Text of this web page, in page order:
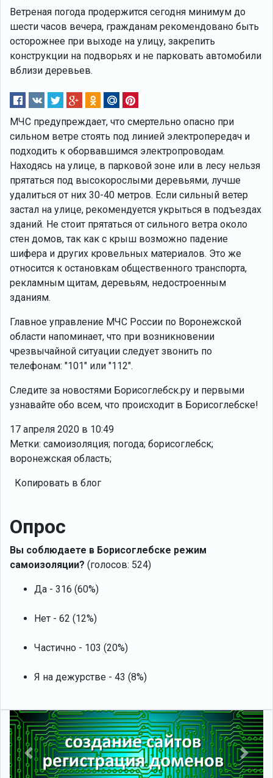
Ветреная погода продержится сегодня минимум до
шести часов вечера, гражданам рекомендовано быть
осторожнее при выходе на улицу, закрепить
конструкции на подворьях и не парковать автомобили
вблизи деревьев.
МЧС предупреждает, что смертельно опасно при
сильном ветре стоять под линией электропередач и
подходить к оборвавшимся электропроводам.
Находясь на улице, в парковой зоне или в лесу нельзя
прятаться под высокорослыми деревьями, лучше
удалиться от них 30-40 метров. Если сильный ветер
застал на улице, рекомендуется укрыться в подъездах
зданий. Не стоит прятаться от сильного ветра около
стен домов, так как с крыш возможно падение
шифера и других кровельных материалов. Это же
относится к остановкам общественного транспорта,
рекламным щитам, деревьям, недостроенным
зданиям.
Главное управление МЧС России по Воронежской
области напоминает, что при возникновении
чрезвычайной ситуации следует звонить по
телефонам: "101" или "112".
Следите за новостями Борисоглебск.ру и первыми
узнавайте обо всем, что происходит в Борисоглебске!
17 апреля 2020 в 10:49
Метки: самоизоляция; погода; борисоглебск;
воронежская область;
Копировать в блог
Опрос
Вы соблюдаете в Борисоглебске режим
самоизоляции? (голосов: 524)
Да - 316 (60%)
Нет - 62 (12%)
Частично - 103 (20%)
Я на дежурстве - 43 (8%)
Previous Next